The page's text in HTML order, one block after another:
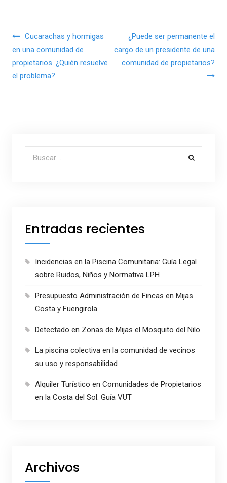
Navegación de entradas
Cucarachas y hormigas
en una comunidad de
propietarios. ¿Quién resuelve
el problema?.
¿Puede ser permanente el
cargo de un presidente de una
comunidad de propietarios?
Buscar por:
Entradas recientes
Incidencias en la Piscina Comunitaria: Guía Legal
sobre Ruidos, Niños y Normativa LPH
Presupuesto Administración de Fincas en Mijas
Costa y Fuengirola
Detectado en Zonas de Mijas el Mosquito del Nilo
La piscina colectiva en la comunidad de vecinos
su uso y responsabilidad
Alquiler Turístico en Comunidades de Propietarios
en la Costa del Sol: Guía VUT
Archivos